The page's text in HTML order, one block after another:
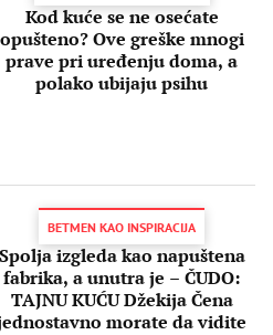
Kod kuće se ne osećate
opušteno? Ove greške mnogi
prave pri uređenju doma, a
polako ubijaju psihu
BETMEN KAO INSPIRACIJA
Spolja izgleda kao napuštena
fabrika, a unutra je – ČUDO:
TAJNU KUĆU Džekija Čena
morate da vidite